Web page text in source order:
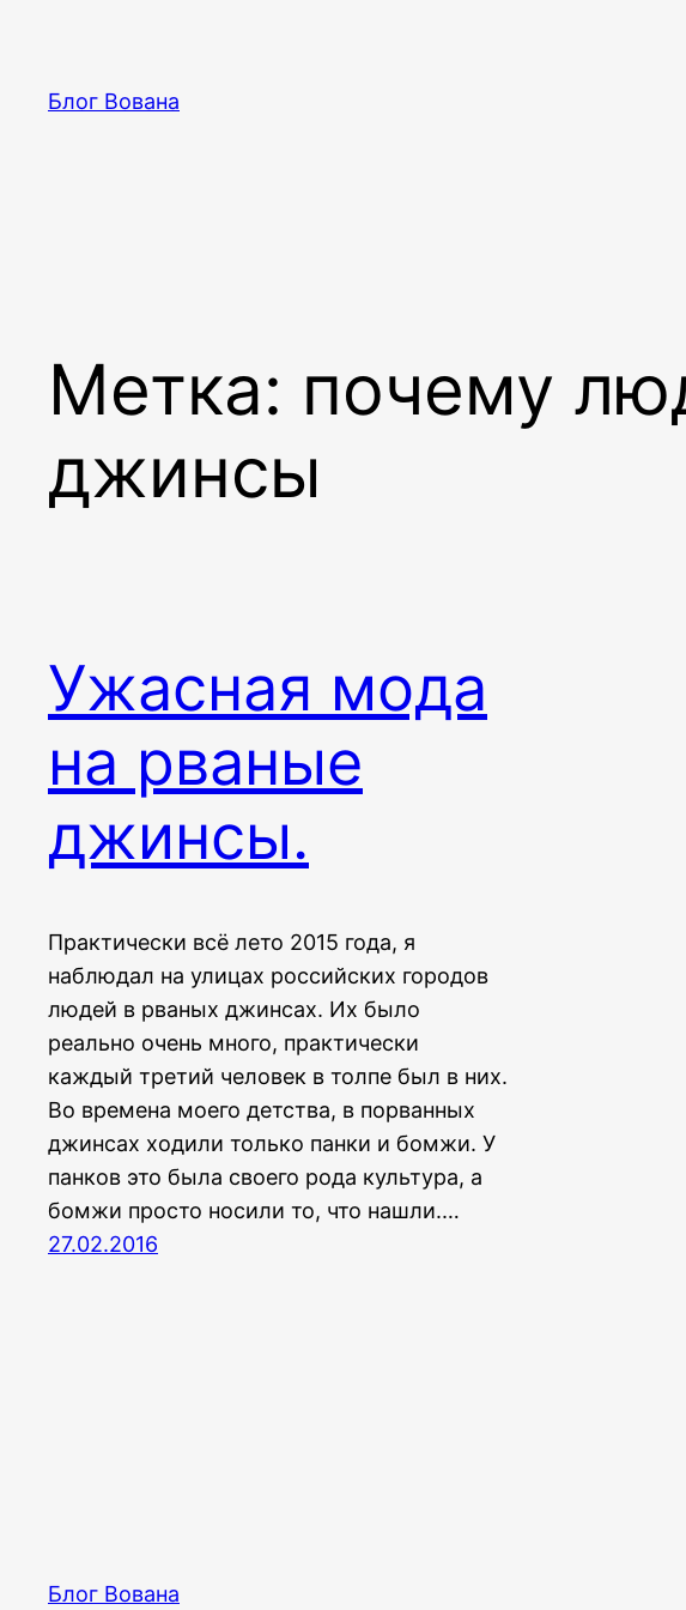
содержимому
Блог Вована
Метка: почему
джинсы
Ужасная мода
на рваные
джинсы.
Практически всё лето 2015 года, я
наблюдал на улицах российских городов
людей в рваных джинсах. Их было
реально очень много, практически
каждый третий человек в толпе был в них.
Во времена моего детства, в порванных
джинсах ходили только панки и бомжи. У
панков это была своего рода культура, а
бомжи просто носили то, что нашли.…
27.02.2016
Блог Вована